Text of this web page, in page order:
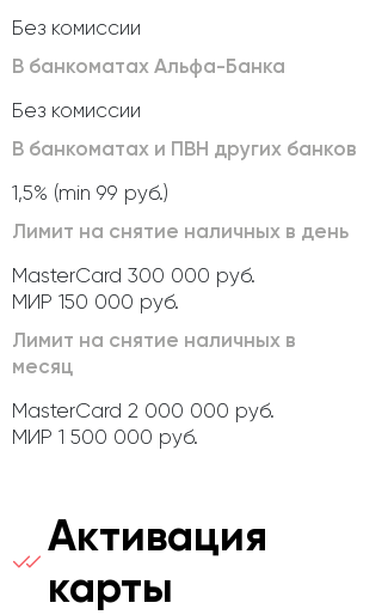
Без комиссии
В банкоматах Альфа-Банка
Без комиссии
В банкоматах и ПВН других банков
1,5% (min 99 руб.)
Лимит на снятие наличных в день
MasterCard 300 000 руб.
МИР 150 000 руб.
Лимит на снятие наличных в
месяц
MasterCard 2 000 000 руб.
МИР 1 500 000 руб.
Активация
карты